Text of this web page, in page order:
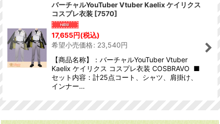
バーチャルYouTuber Vtuber Kaelix ケイリクス
コスプレ衣装 [7570]
17,655円(税込)
希望小売価格: 23,540円
【商品名称】：バーチャルYouTuber Vtuber
Kaelix ケイリクス コスプレ衣装 COSBRAVO ■
セット内容：計25点コート、シャツ、肩掛け、
インナー…